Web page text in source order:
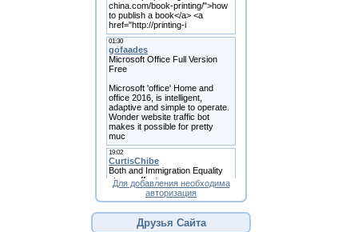
Для добавления необходима
авторизация
Друзья Сайта